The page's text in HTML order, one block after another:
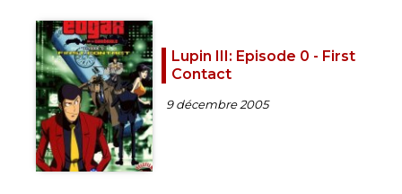
Lupin III: Episode 0 - First
Contact
9 décembre 2005